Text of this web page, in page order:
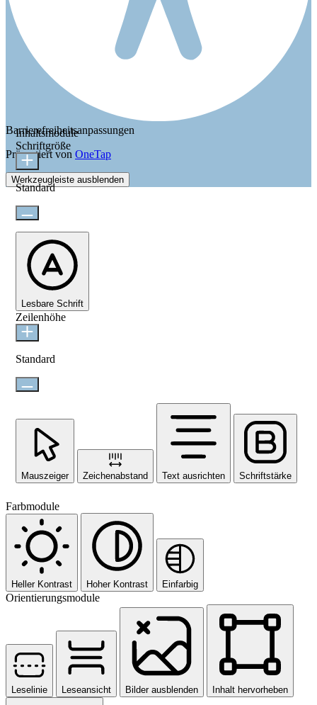
Barrierefreiheitsanpassungen
Präsentiert von OneTap
Werkzeugleiste ausblenden
Inhaltsmodule
Schriftgröße
Standard
Lesbare Schrift
Zeilenhöhe
Standard
Mauszeiger Zeichenabstand Text ausrichten Schriftstärke
Farbmodule
Heller Kontrast Hoher Kontrast Einfarbig
Orientierungsmodule
Leselinie Leseansicht Bilder ausblenden Inhalt hervorheben